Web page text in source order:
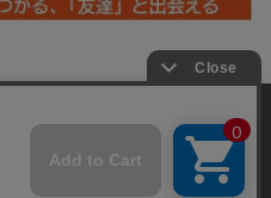
All Rights Reserved.
びコンテンツの最適な提供、ト
を使用しています。
の利用に同意したことも